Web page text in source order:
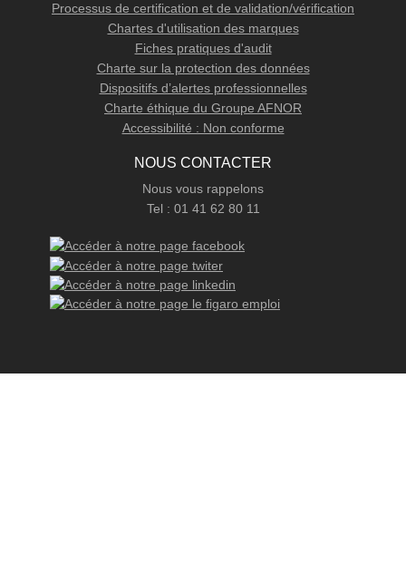
Processus de certification et de validation/vérification
Chartes d'utilisation des marques
Fiches pratiques d'audit
Charte sur la protection des données
Dispositifs d’alertes professionnelles
Charte éthique du Groupe AFNOR
Accessibilité : Non conforme
NOUS CONTACTER
Nous vous rappelons
Tel : 01 41 62 80 11